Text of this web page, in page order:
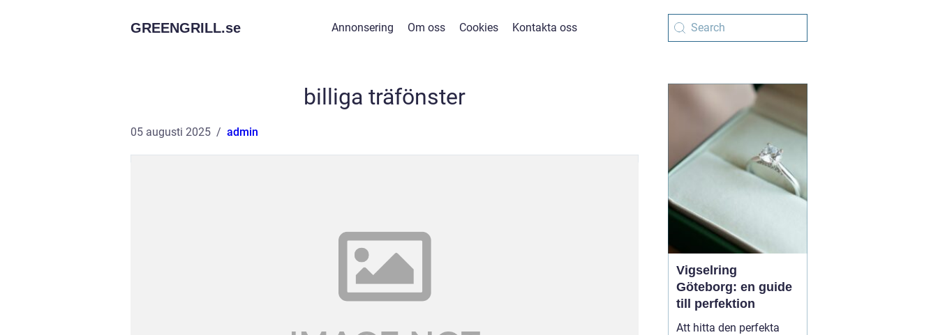
GREENGRILL.se Annonsering Om oss Cookies Kontakta oss
billiga träfönster
05 augusti 2025 admin
Vigselring
Göteborg: en guide
till perfektion
Att hitta den perfekta